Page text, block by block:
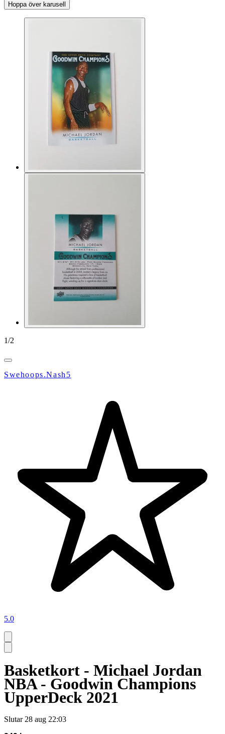
Hoppa över karusell
1/2
Swehoops.Nash5
5.0
Basketkort - Michael Jordan
NBA - Goodwin Champions
UpperDeck 2021
Slutar 28 aug 22:03